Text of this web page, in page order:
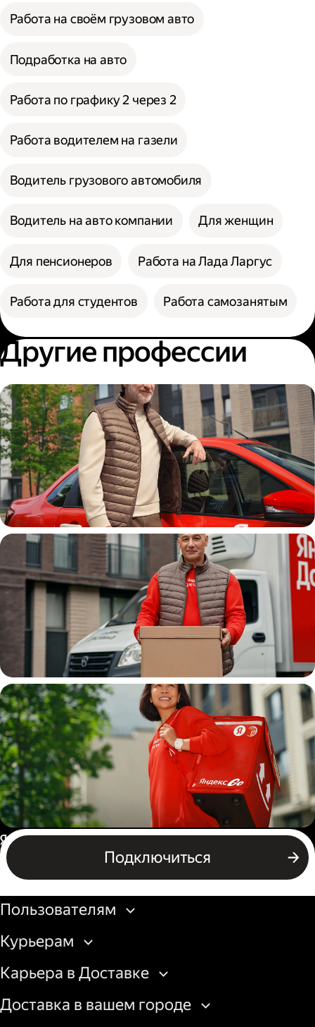
Работа на своём грузовом авто
Подработка на авто
Работа по графику 2 через 2
Работа водителем на газели
Водитель грузового автомобиля
Водитель на авто компании Для женщин
Для пенсионеров Работа на Лада Ларгус
Работа для студентов Работа самозанятым
Другие профессии
Автокурьер
Водитель
грузовой машины
Пеший курьер
Подключиться
Россия
Бизнесу
Пользователям
Курьерам
Карьера в Доставке
Доставка в вашем городе